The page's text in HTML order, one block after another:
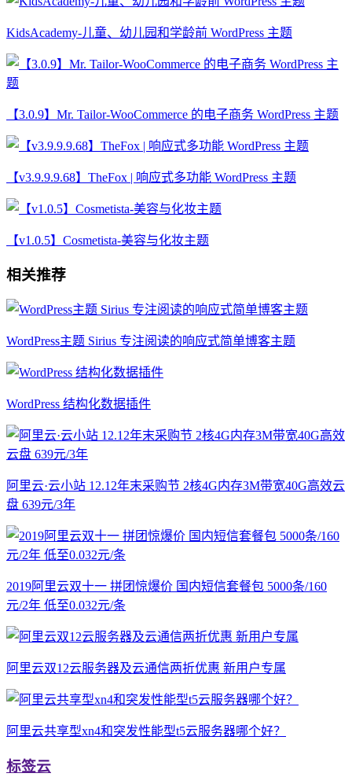
KidsAcademy-儿童、幼儿园和学龄前 WordPress 主题
【3.0.9】Mr. Tailor-WooCommerce 的电子商务 WordPress 主题
【v3.9.9.9.68】TheFox | 响应式多功能 WordPress 主题
【v1.0.5】Cosmetista-美容与化妆主题
相关推荐
WordPress主题 Sirius 专注阅读的响应式简单博客主题
WordPress 结构化数据插件
阿里云·云小站 12.12年末采购节 2核4G内存3M带宽40G高效云
盘 639元/3年
2019阿里云双十一 拼团惊爆价 国内短信套餐包 5000条/160
元/2年 低至0.032元/条
阿里云双12云服务器及云通信两折优惠 新用户专属
阿里云共享型xn4和突发性能型t5云服务器哪个好？
标签云